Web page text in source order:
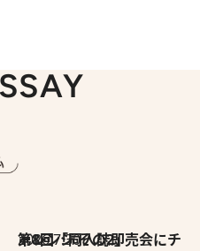
2026.7.30
第8回「同人誌即売会にチャレンジ その2」